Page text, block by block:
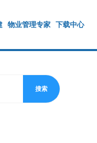
物业管理专家 下载中心